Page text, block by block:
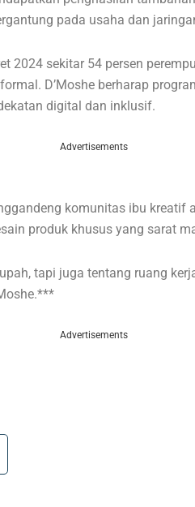
pada usaha dan
2024 sekitar 54 persen
D’Moshe berharap
digital dan inklusif.
Advertisements
komunitas ibu kreatif
produk khusus yang sarat
tapi juga tentang ruang
Advertisements